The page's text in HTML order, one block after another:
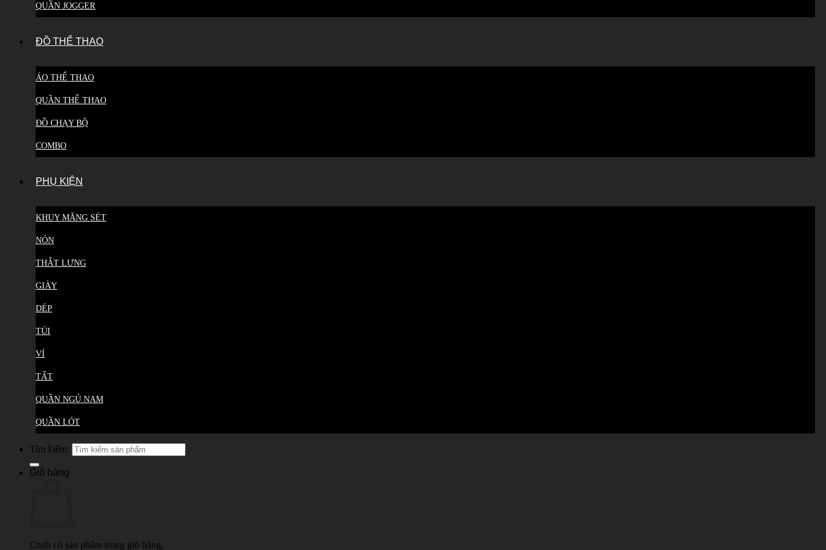
QUẦN JOGGER
ĐỒ THỂ THAO
ÁO THỂ THAO
QUẦN THỂ THAO
ĐỒ CHẠY BỘ
COMBO
PHỤ KIỆN
KHUY MĂNG SÉT
NÓN
THẮT LƯNG
GIÀY
DÉP
TÚI
VÍ
TẤT
QUẦN NGỦ NAM
QUẦN LÓT
Tìm kiếm:
Giỏ hàng
Chưa có sản phẩm trong giỏ hàng.